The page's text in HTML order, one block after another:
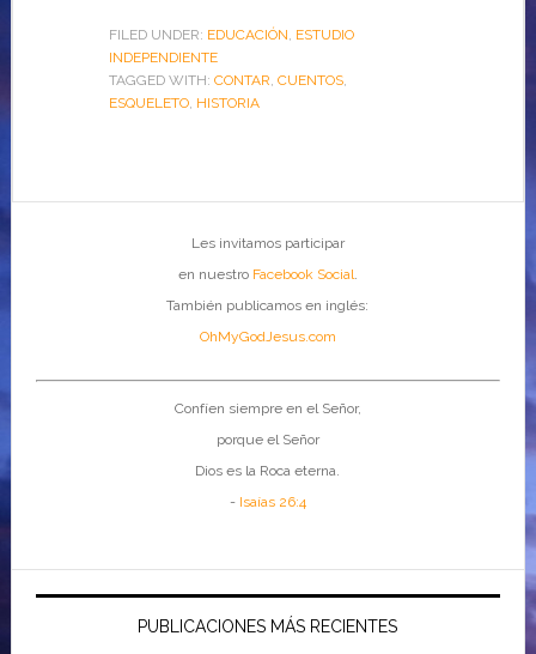
FILED UNDER: EDUCACIÓN, ESTUDIO
INDEPENDIENTE
TAGGED WITH: CONTAR, CUENTOS,
ESQUELETO, HISTORIA
Les invitamos participar
en nuestro Facebook Social.
También publicamos en inglés:
OhMyGodJesus.com
Confíen siempre en el Señor,
porque el Señor
Dios es la Roca eterna.
- Isaías 26:4
PUBLICACIONES MÁS RECIENTES